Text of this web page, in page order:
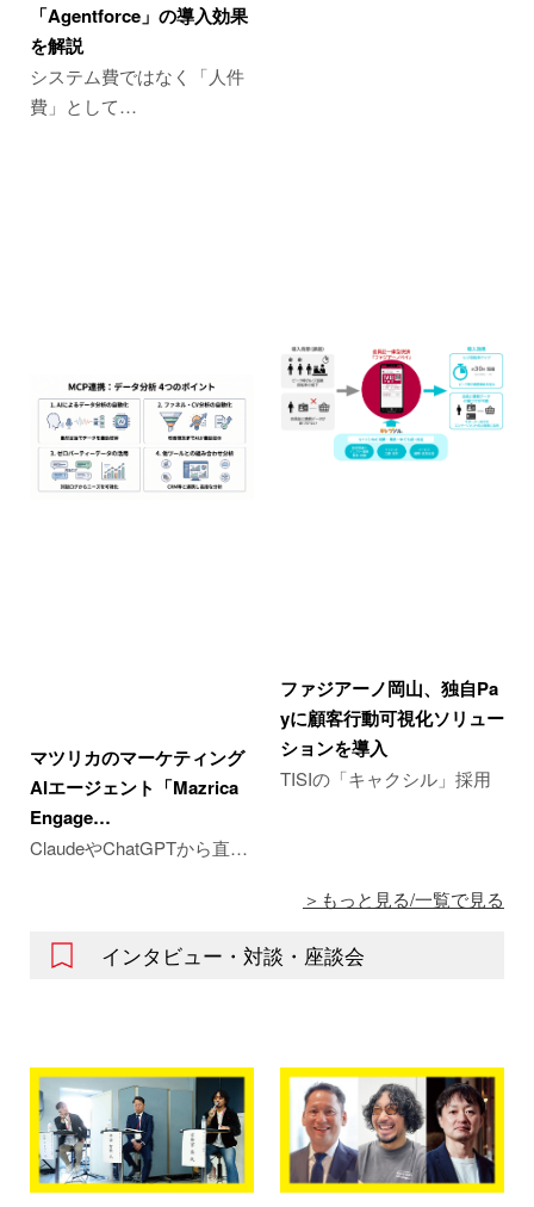
「Agentforce」の導入効果
を解説
システム費ではなく「人件
費」として…
マツリカのマーケティング
AIエージェント「Mazrica
Engage…
ClaudeやChatGPTから直…
ファジアーノ岡山、独自Pa
yに顧客行動可視化ソリュー
ションを導入
TISIの「キャクシル」採用
もっと見る/一覧で見る
インタビュー・対談・座談会